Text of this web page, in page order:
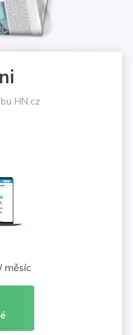
HN.cz
měsíc